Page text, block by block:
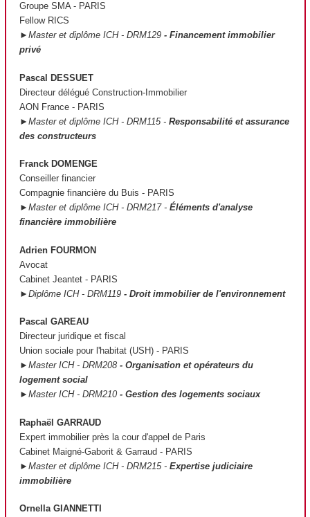
Groupe SMA - PARIS
Fellow RICS
►Master et diplôme ICH - DRM129 - Financement immobilier
privé
Pascal DESSUET
Directeur délégué Construction-Immobilier
AON France - PARIS
►Master et diplôme ICH - DRM115 - Responsabilité et assurance
des constructeurs
Franck DOMENGE
Conseiller financier
Compagnie financière du Buis - PARIS
►Master et diplôme ICH - DRM217 - Éléments d'analyse
financière immobilière
Adrien FOURMON
Avocat
Cabinet Jeantet - PARIS
►Diplôme ICH - DRM119 - Droit immobilier de l'environnement
Pascal GAREAU
Directeur juridique et fiscal
Union sociale pour l'habitat (USH) - PARIS
►Master ICH - DRM208 - Organisation et opérateurs du
logement social
►Master ICH - DRM210 - Gestion des logements sociaux
Raphaël GARRAUD
Expert immobilier près la cour d'appel de Paris
Cabinet Maigné-Gaborit & Garraud - PARIS
►Master et diplôme ICH - DRM215 - Expertise judiciaire
immobilière
Ornella GIANNETTI